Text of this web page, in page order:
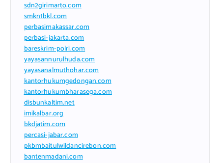
sdn2girimarto.com
smkn1bkl.com
perbasimakassar.com
perbasi-jakarta.com
bareskrim-polri.com
yayasannurulhuda.com
yayasanalmuthohar.com
kantorhukumgedongan.com
kantorhukumbharasega.com
disbunkaltim.net
imikalbar.org
bkdjatim.com
percasi-jabar.com
pkbmbaitulwildancirebon.com
bantenmadani.com